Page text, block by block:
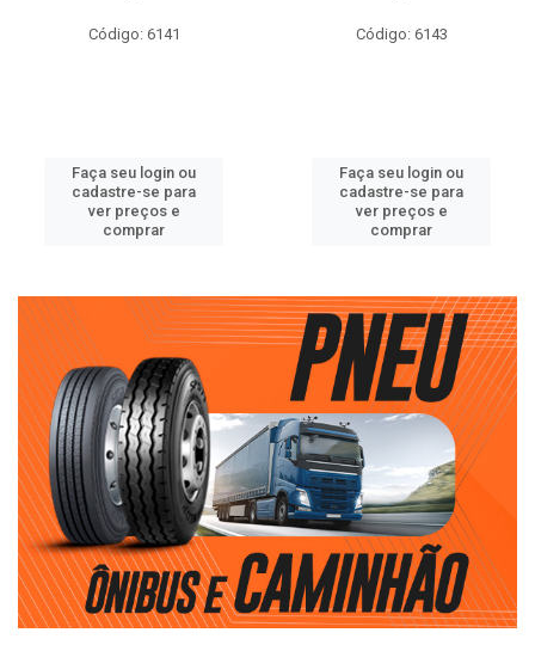
Código: 6141
Faça seu login ou
cadastre-se para
ver preços e
comprar
Código: 6143
Faça seu login ou
cadastre-se para
ver preços e
comprar